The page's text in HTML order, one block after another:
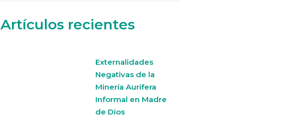
Artículos recientes
Externalidades
Negativas de la
Minería Aurífera
Informal en Madre
de Dios